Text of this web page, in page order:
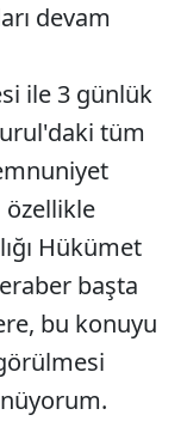
devam
ile 3 günlük
tüm
özellikle
Hükümet
başta
bu konuyu